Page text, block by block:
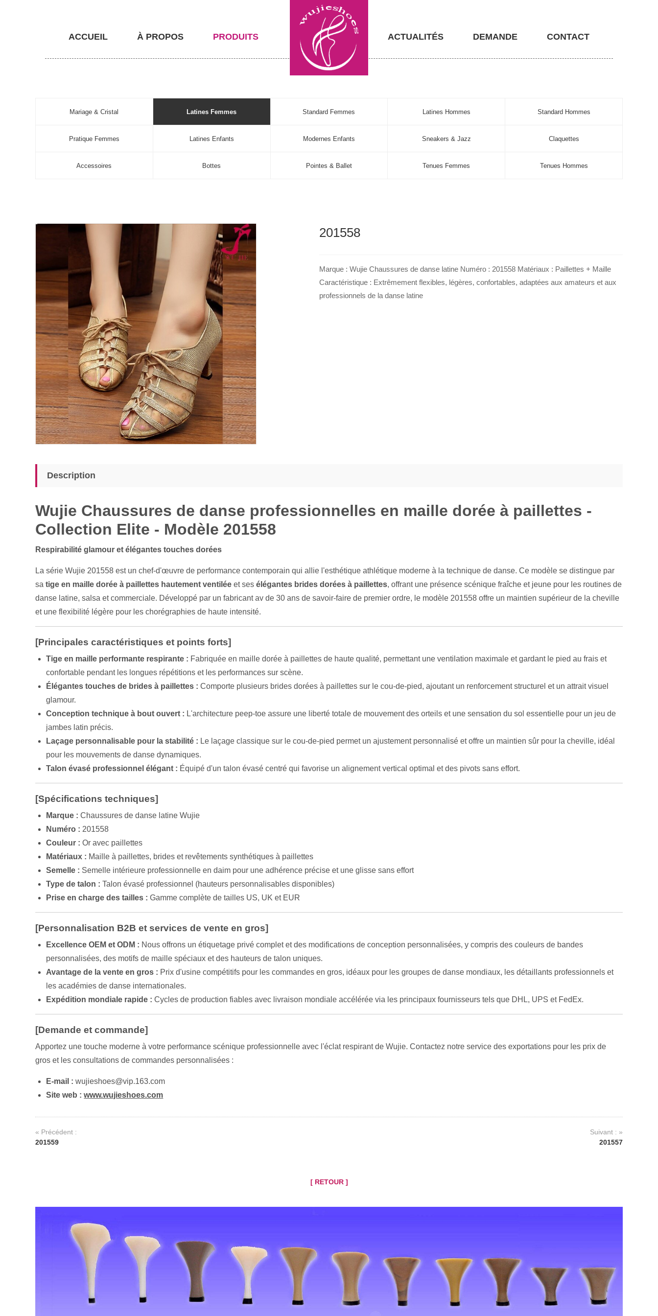
ACCUEIL À PROPOS PRODUITS ACTUALITÉS DEMANDE CONTACT
Mariage & Cristal Latines Femmes Standard Femmes Latines Hommes Standard Hommes
Pratique Femmes Latines Enfants Modernes Enfants Sneakers & Jazz Claquettes
Accessoires Bottes Pointes & Ballet Tenues Femmes Tenues Hommes
201558
Marque : Wujie Chaussures de danse latine Numéro : 201558 Matériaux : Paillettes + Maille
Caractéristique : Extrêmement flexibles, légères, confortables, adaptées aux amateurs et aux
professionnels de la danse latine
Description
Wujie Chaussures de danse professionnelles en maille dorée à paillettes -
Collection Elite - Modèle 201558
Respirabilité glamour et élégantes touches dorées
La série Wujie 201558 est un chef-d'œuvre de performance contemporain qui allie l'esthétique athlétique moderne à la technique de danse. Ce modèle se distingue par
sa tige en maille dorée à paillettes hautement ventilée et ses élégantes brides dorées à paillettes, offrant une présence scénique fraîche et jeune pour les routines de
danse latine, salsa et commerciale. Développé par un fabricant av de 30 ans de savoir-faire de premier ordre, le modèle 201558 offre un maintien supérieur de la cheville
et une flexibilité légère pour les chorégraphies de haute intensité.
[Principales caractéristiques et points forts]
Tige en maille performante respirante : Fabriquée en maille dorée à paillettes de haute qualité, permettant une ventilation maximale et gardant le pied au frais et
confortable pendant les longues répétitions et les performances sur scène.
Élégantes touches de brides à paillettes : Comporte plusieurs brides dorées à paillettes sur le cou-de-pied, ajoutant un renforcement structurel et un attrait visuel
glamour.
Conception technique à bout ouvert : L'architecture peep-toe assure une liberté totale de mouvement des orteils et une sensation du sol essentielle pour un jeu de
jambes latin précis.
Laçage personnalisable pour la stabilité : Le laçage classique sur le cou-de-pied permet un ajustement personnalisé et offre un maintien sûr pour la cheville, idéal
pour les mouvements de danse dynamiques.
Talon évasé professionnel élégant : Équipé d'un talon évasé centré qui favorise un alignement vertical optimal et des pivots sans effort.
[Spécifications techniques]
Marque : Chaussures de danse latine Wujie
Numéro : 201558
Couleur : Or avec paillettes
Matériaux : Maille à paillettes, brides et revêtements synthétiques à paillettes
Semelle : Semelle intérieure professionnelle en daim pour une adhérence précise et une glisse sans effort
Type de talon : Talon évasé professionnel (hauteurs personnalisables disponibles)
Prise en charge des tailles : Gamme complète de tailles US, UK et EUR
[Personnalisation B2B et services de vente en gros]
Excellence OEM et ODM : Nous offrons un étiquetage privé complet et des modifications de conception personnalisées, y compris des couleurs de bandes
personnalisées, des motifs de maille spéciaux et des hauteurs de talon uniques.
Avantage de la vente en gros : Prix d'usine compétitifs pour les commandes en gros, idéaux pour les groupes de danse mondiaux, les détaillants professionnels et
les académies de danse internationales.
Expédition mondiale rapide : Cycles de production fiables avec livraison mondiale accélérée via les principaux fournisseurs tels que DHL, UPS et FedEx.
[Demande et commande]
Apportez une touche moderne à votre performance scénique professionnelle avec l'éclat respirant de Wujie. Contactez notre service des exportations pour les prix de
gros et les consultations de commandes personnalisées :
E-mail : wujieshoes@vip.163.com
Site web : www.wujieshoes.com
« Précédent :
201559
Suivant : »
201557
[ RETOUR ]